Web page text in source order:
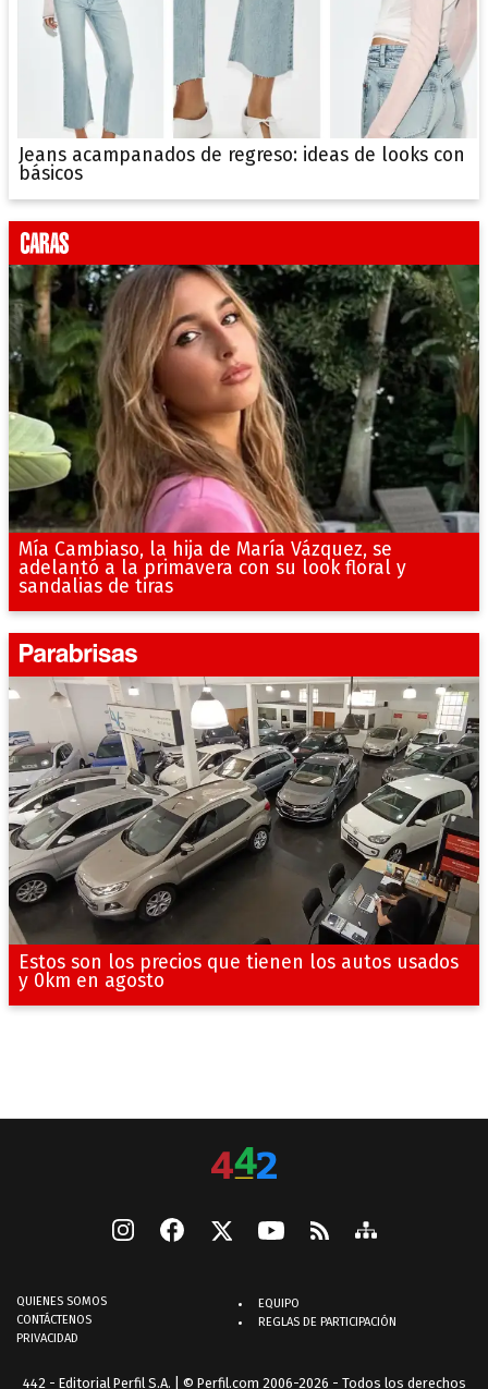
Jeans acampanados de regreso: ideas de looks con
básicos
Mía Cambiaso, la hija de María Vázquez, se
adelantó a la primavera con su look floral y
sandalias de tiras
Estos son los precios que tienen los autos usados
y 0km en agosto
QUIENES SOMOS
CONTÁCTENOS
PRIVACIDAD
EQUIPO
REGLAS DE PARTICIPACIÓN
442 - Editorial Perfil S.A. | © Perfil.com 2006-2026 - Todos los derechos